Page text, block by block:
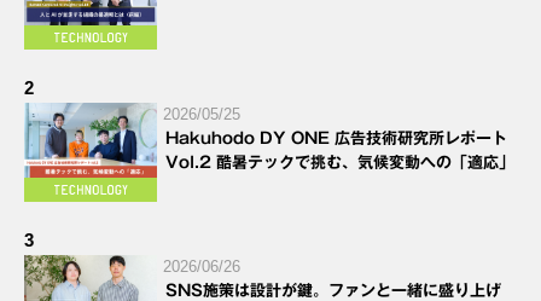
2
2026/05/25
Hakuhodo DY ONE 広告技術研究所レポート
Vol.2 酷暑テックで挑む、気候変動への「適応」
3
2026/06/26
SNS施策は設計が鍵。ファンと一緒に盛り上げ